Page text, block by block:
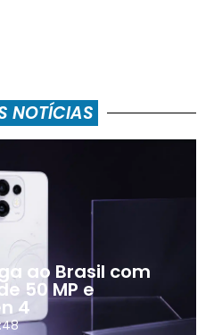
NOTÍCIAS
ao Brasil com
50 MP e
4